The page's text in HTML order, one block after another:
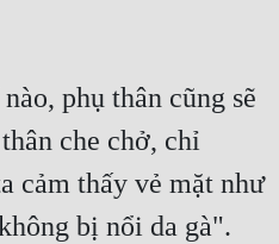
phụ thân cũng sẽ
che chở, chỉ
cảm thấy vẻ mặt như
bị nổi da gà".